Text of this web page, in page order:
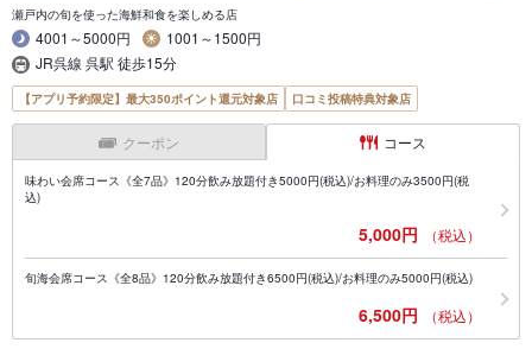
瀬戸内の旬を使った海鮮和食を楽しめる店
4001～5000円
1001～1500円
JR呉線 呉駅 徒歩15分
【アプリ予約限定】最大350ポイント還元対象店 口コミ投稿特典対象店
クーポン コース
味わい会席コース《全7品》120分飲み放題付き5000円(税込)/お料理のみ3500円(税
込)
5,000円 （税込）
旬海会席コース《全8品》120分飲み放題付き6500円(税込)/お料理のみ5000円(税込)
6,500円 （税込）